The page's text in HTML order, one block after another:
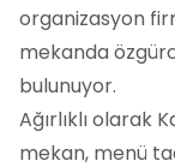
organizasyon
mekanda
bulunuyor.
Ağırlıklı olarak
mekan, menü